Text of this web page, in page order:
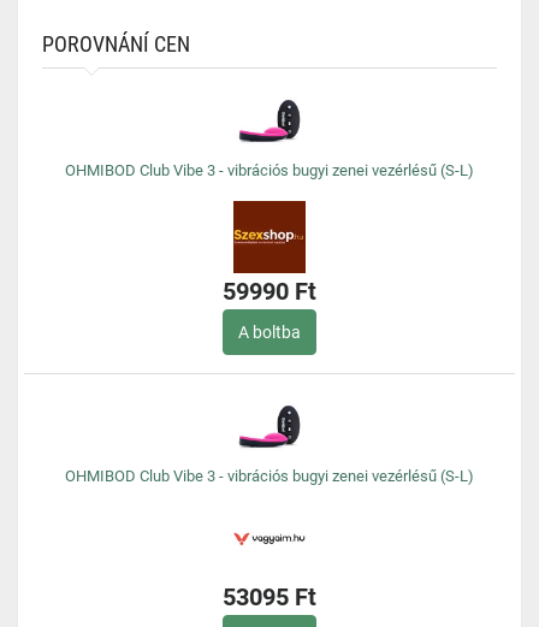
POROVNÁNÍ CEN
OHMIBOD Club Vibe 3 - vibrációs bugyi zenei vezérlésű (S-L)
59990 Ft
A boltba
OHMIBOD Club Vibe 3 - vibrációs bugyi zenei vezérlésű (S-L)
53095 Ft